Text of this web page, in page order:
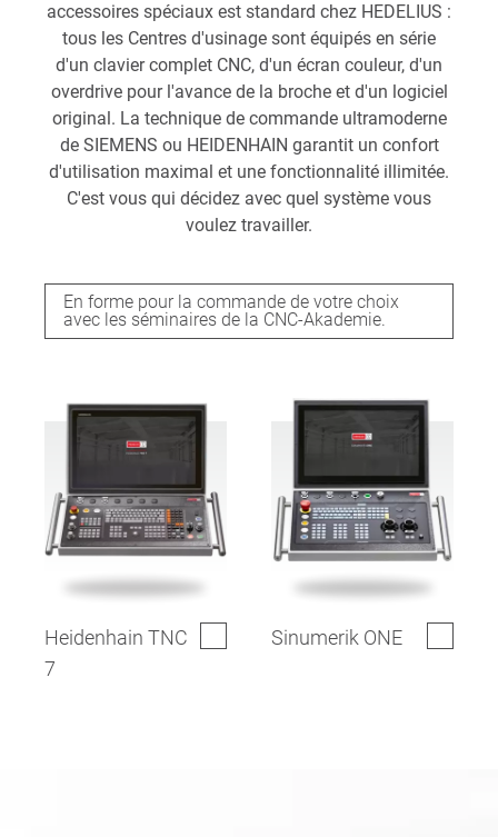
accessoires spéciaux est standard chez HEDELIUS :
tous les Centres d'usinage sont équipés en série
d'un clavier complet CNC, d'un écran couleur, d'un
overdrive pour l'avance de la broche et d'un logiciel
original. La technique de commande ultramoderne
de SIEMENS ou HEIDENHAIN garantit un confort
d'utilisation maximal et une fonctionnalité illimitée.
C'est vous qui décidez avec quel système vous
voulez travailler.
En forme pour la commande de votre choix
avec les séminaires de la CNC-Akademie.
Heidenhain TNC
7
Sinumerik ONE